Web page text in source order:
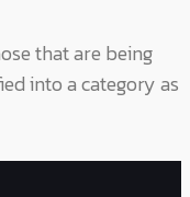
that are being
into a category as